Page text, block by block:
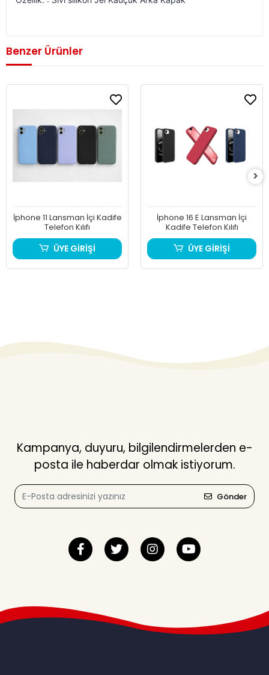
Benzer Ürünler
İphone 11 Lansman İçi Kadife
Telefon Kılıfı
ÜYE GİRİŞİ
İphone 16 E Lansman İçi
Kadife Telefon Kılıfı
ÜYE GİRİŞİ
Kampanya, duyuru, bilgilendirmelerden e-
posta ile haberdar olmak istiyorum.
Gönder